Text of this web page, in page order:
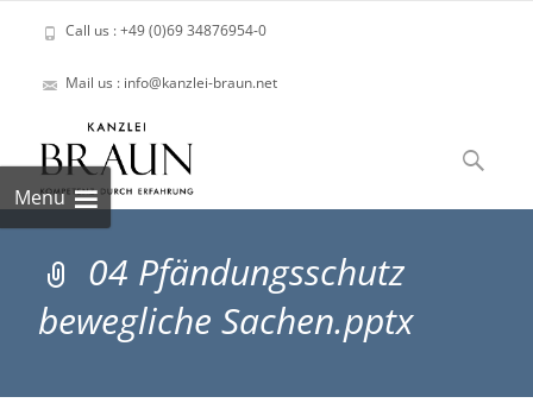
Call us : +49 (0)69 34876954-0
Mail us : info@kanzlei-braun.net
Menu
to
content
Suchen
nach:
04 Pfändungsschutz
bewegliche Sachen.pptx